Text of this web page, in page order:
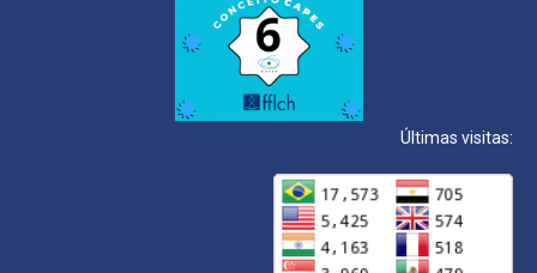
Últimas visitas: